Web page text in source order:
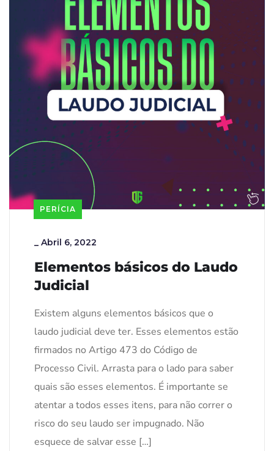
PERÍCIA
_ Abril 6, 2022
Elementos básicos do Laudo
Judicial
Existem alguns elementos básicos que o
laudo judicial deve ter. Esses elementos estão
firmados no Artigo 473 do Código de
Processo Civil. Arrasta para o lado para saber
quais são esses elementos. É importante se
atentar a todos esses itens, para não correr o
risco do seu laudo ser impugnado. Não
esquece de salvar esse […]